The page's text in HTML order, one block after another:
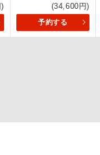
(34,600円)
予約する
くり聞くこと